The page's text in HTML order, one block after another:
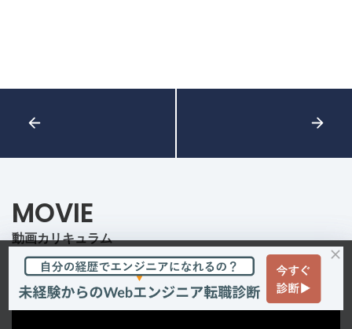
MOVIE
動画カリキュラム